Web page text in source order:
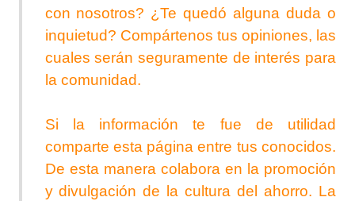
con nosotros? ¿Te quedó alguna duda o
inquietud? Compártenos tus opiniones, las
cuales serán seguramente de interés para
la comunidad.
Si la información te fue de utilidad
comparte esta página entre tus conocidos.
De esta manera colabora en la promoción
y divulgación de la cultura del ahorro. La